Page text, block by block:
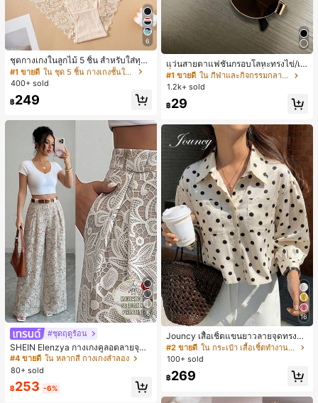
6
ชุดกางเกงในลูกไม้ 5 ชิ้น สำหรับใส่ทุกวั
น
#1 ขายดี
ลูกค้ากลับมาซื้อซ้ำ!
#1 ขายดี
ใน ชุด 5 ชิ้น กางเกงชั้นในผู้หญิง
ลูกค้ากลับมาซื้อซ้ำ!
#1 ขายดี
ใน ชุด 5 ชิ้น กางเกงชั้นในผู้หญิง
ลูกค้ากลับมาซื้อซ้ำ!
#1 ขายดี
400+ sold
฿249
5
#ชุดฤดูร้อน
SHEIN Elenzya กางเกงคูลอตลายจุดเ
อวสูงแบบใหม่สำหรับฤดูใบไม้ผลิ/ฤดูร้อ
น, สไตล์หรูหราเหมาะสำหรับใส่ในชีวิต
ประจำวันและทำงาน, ให้ความรู้สึกวินเ
ทจสำหรับฤดูรับปริญญา, เทศกาลดนตร
ี, การแข่งม้าดาร์บี้, วันประกาศอิสรภาพ
#4 ขายดี
ใน หลากสี กางเกงลำลอง
30+ พูดว่า "คุณภาพเนื้อผ้าดี"
#4 ขายดี ใน หลากสี กางเกงลำลอง
30+ พูดว่า "คุณภาพเนื้อผ้าดี"
#4 ขายดี ใน หลากสี กางเกงลำลอง
30+ พูดว่า "คุณภาพเนื้อผ้าดี"
#4 ขายดี
ใน หลากสี กางเกงลำลอง
80+ sold
฿253 -6%
แว่นสายตาแฟชั่นกรอบโลหะทรงไข่/เห
ลี่ยมสำหรับผู้หญิง (กรอบครึ่ง), เหมาะ
สำหรับใส่ในชีวิตประจำวันและกิจกรรม
#1 ขายดี
ใน กีฬาและกิจกรรมกลางแจ้ง
1.2k+ sold
฿29
16
Jouncy เสื้อเชิ้ตแขนยาวลายจุดทรงหล
วมสำหรับผู้หญิง
#2 ขายดี
ใน กระเป๋า เสื้อเชิ้ตทำงานมีกระเป๋า
1k+ พูดว่า "สวย"
#2 ขายดี
ใน กระเป๋า เสื้อเชิ้ตทำงานมีกระเป๋า
1k+ พูดว่า "สวย"
#2 ขายดี
ใน กระเป๋า เสื้อเชิ้ตทำงานมีกระเป๋า
1k+ พูดว่า "สวย"
#2 ขายดี
ใน กระเป๋า เสื้อเชิ้ตทำงานมีกระเป๋า
100+ sold
฿269